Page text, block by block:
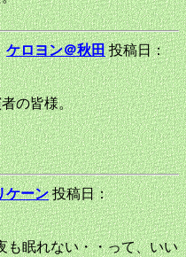
ケロヨン＠秋田 投稿日：
の皆様。
ケーン 投稿日：
も眠れない・・って、いい